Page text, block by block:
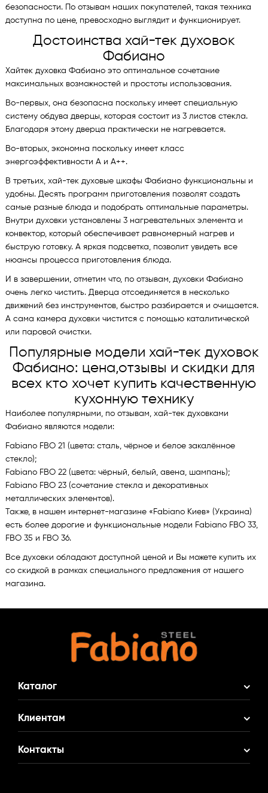
безопасности. По отзывам наших покупателей, такая техника
доступна по цене, превосходно выглядит и функционирует.
Достоинства хай-тек духовок
Фабиано
Хайтек духовка Фабиано это оптимальное сочетание
максимальных возможностей и простоты использования.
Во-первых, она безопасна поскольку имеет специальную
систему обдува дверцы, которая состоит из 3 листов стекла.
Благодаря этому дверца практически не нагревается.
Во-вторых, экономна поскольку имеет класс
энергоэффективности А и А++.
В третьих, хай-тек духовые шкафы Фабиано функциональны и
удобны. Десять программ приготовления позволят создать
самые разные блюда и подобрать оптимальные параметры.
Внутри духовки установлены 3 нагревательных элемента и
конвектор, который обеспечивает равномерный нагрев и
быструю готовку. А яркая подсветка, позволит увидеть все
нюансы процесса приготовления блюда.
И в завершении, отметим что, по отзывам, духовки Фабиано
очень легко чистить. Дверца отсоединяется в несколько
движений без инструментов, быстро разбирается и очищается.
А сама камера духовки чистится с помощью каталитической
или паровой очистки.
Популярные модели хай-тек духовок
Фабиано: цена,отзывы и скидки для
всех кто хочет купить качественную
кухонную технику
Наиболее популярными, по отзывам, хай-тек духовками
Фабиано являются модели:
Fabiano FBO 21 (цвета: сталь, чёрное и белое закалённое
стекло);
Fabiano FBO 22 (цвета: чёрный, белый, авена, шампань);
Fabiano FBO 23 (сочетание стекла и декоративных
металлических элементов).
Также, в нашем интернет-магазине «Fabiano Киев» (Украина)
есть более дорогие и функциональные модели Fabiano FBO 33,
FBO 35 и FBO 36.
Все духовки обладают доступной ценой и Вы можете купить их
со скидкой в рамках специального предложения от нашего
магазина.
Каталог
Акционные Комплекты
Смеситель в Подарок
Кухонные мойки
Клиентам
О нас
Доставка и оплата
Контакты